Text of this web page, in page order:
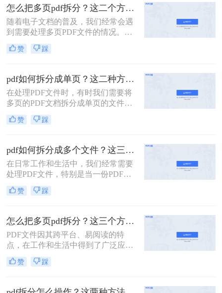
面，我将详细介绍怎么把一个大的pdf
拆分。
怎么把多页pdf拆分？这二个方法教你轻松拆分！
随着电子文档的普及，我们经常会遇
到需要处理多页PDF文件的情况。无
论是为了方便阅读或编辑，还是为了
分发文件，拆分PDF文件都是一个很
分呢？在本文中，我们将介绍一些简
单而有效的方法，帮助你快速拆分多
页PDF文件。
赞 踩
pdf如何拆分成单页？这二种方法可以有效解决你的问题！
在处理PDF文件时，有时我们需要将
多页的PDF文档拆分成单页的文件，
以便于单独查看、编辑或分享。那么
PDF如何拆分成单页呢？下面将详细
成单页文件。
赞 踩
pdf如何拆分成多个文件？这三种方法教你轻松拆分！
在日常工作和生活中，我们经常需要
处理PDF文件，特别是当一份PDF文
件内容过多，需要拆分成多个文件以
便分享、打印或存储时。本文将详细
用在线工具、专业软件以及操作系统
自带功能的方法。
赞 踩
怎么把多页pdf拆分？这三个方法教你轻松拆分！
PDF文件因其跨平台、易阅读的特
点，在工作和生活中得到了广泛应
用。然而，有时我们需要将多页的
PDF文件拆分成单独页面或多个部
么把多页pdf拆分呢？本文将介绍三种
赞 踩